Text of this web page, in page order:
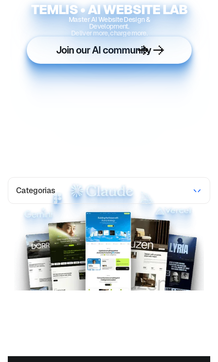
TEMLIS • AI WEBSITE LAB
Master AI Website Design &
Development.
Deliver more, charge more.
Join our AI community
Categorias